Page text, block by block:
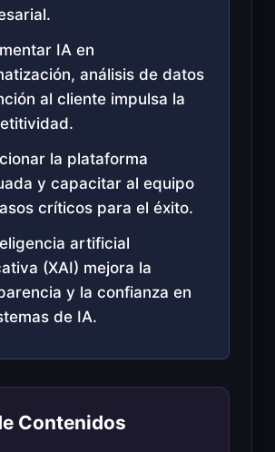
IA en
análisis de datos
al cliente impulsa la
la plataforma
y capacitar al equipo
críticos para el éxito.
artificial
(XAI) mejora la
y la confianza en
de IA.
Contenidos